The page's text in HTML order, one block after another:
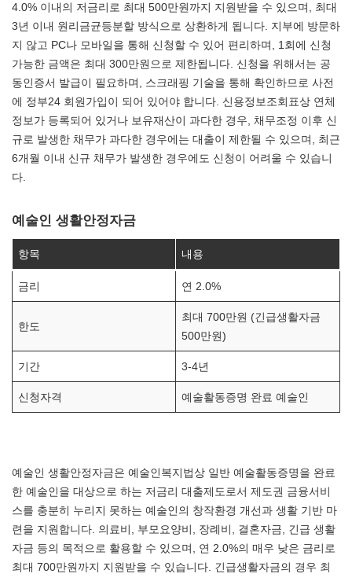
4.0% 이내의 저금리로 최대 500만원까지 지원받을 수 있으며, 최대
3년 이내 원리금균등분할 방식으로 상환하게 됩니다. 지부에 방문하
지 않고 PC나 모바일을 통해 신청할 수 있어 편리하며, 1회에 신청
가능한 금액은 최대 300만원으로 제한됩니다. 신청을 위해서는 공
동인증서 발급이 필요하며, 스크래핑 기술을 통해 확인하므로 사전
에 정부24 회원가입이 되어 있어야 합니다. 신용정보조회표상 연체
정보가 등록되어 있거나 보유재산이 과다한 경우, 채무조정 이후 신
규로 발생한 채무가 과다한 경우에는 대출이 제한될 수 있으며, 최근
6개월 이내 신규 채무가 발생한 경우에도 신청이 어려울 수 있습니
다.
예술인 생활안정자금
항목 내용
금리 연 2.0%
한도
최대 700만원 (긴급생활자금
500만원)
기간 3-4년
신청자격 예술활동증명 완료 예술인
예술인 생활안정자금은 예술인복지법상 일반 예술활동증명을 완료
한 예술인을 대상으로 하는 저금리 대출제도로서 제도권 금융서비
스를 충분히 누리지 못하는 예술인의 창작환경 개선과 생활 기반 마
련을 지원합니다. 의료비, 부모요양비, 장례비, 결혼자금, 긴급 생활
자금 등의 목적으로 활용할 수 있으며, 연 2.0%의 매우 낮은 금리로
최대 700만원까지 지원받을 수 있습니다. 긴급생활자금의 경우 최